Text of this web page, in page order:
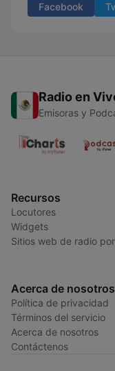
Facebook
Radio en
Emisoras y
Recursos
Locutores
Widgets
Sitios web de radio
Acerca de
Política de privacidad
Términos del servicio
Acerca de nosotros
Contáctenos